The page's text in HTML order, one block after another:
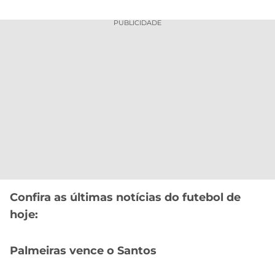
CÓDIGO
CASSINOS
INTERNACIONAL
BRASIL
PUBLICIDADE
Confira as últimas notícias do futebol de
hoje:
Palmeiras vence o Santos